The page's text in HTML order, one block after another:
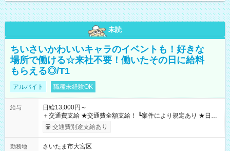
未読
ちいさいかわいいキャラのイベントも！好きな
場所で働ける☆来社不要！働いたその日に給料
もらえる◎/T1
アルバイト 職種未経験OK
給与
日給13,000円～
＋交通費支給 ★交通費全額支給！ ┗案件により規定あり ★日払
いOK！（規定あり） ┗働いたその日に現金GET♪ お仕事後はコ
ンビニATMから 日払い分を引き落とせます！ 【試用期間】試
交通費別途支給あり
勤務地
さいたま市大宮区